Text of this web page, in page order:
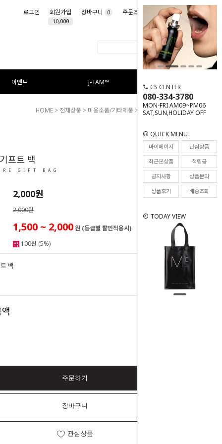
로그인 회원가입
10,000
장바구니 0 주문조회 마이페이지
이벤트 J-TAM™
CS CENTER
080-334-3780
MON-FRI AM09~PM06
SAT,SUN,HOLIDAY OFF
QUICK MENU
마이페이지
관심상품
최근본상품
적립금
공지사항
상품문의
상품후기
배송조회
TODAY VIEW
HOME > 전체상품 > 미용소품/기타제품 > 시그니처 기프트 백
5
프트 백
GIFT BAG
2,000원
2,000원
1,500 ~ 2,000원 (등급별 할인적용시)
100원 (5%)
백
2,000 원
주문하기
장바구니
관심상품